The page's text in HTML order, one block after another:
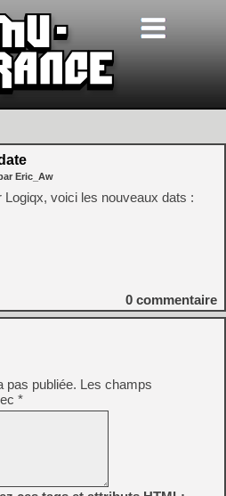
Eric_Aw
Logiqx, voici les nouveaux dats :
0 commentaire
pas publiée. Les champs
*